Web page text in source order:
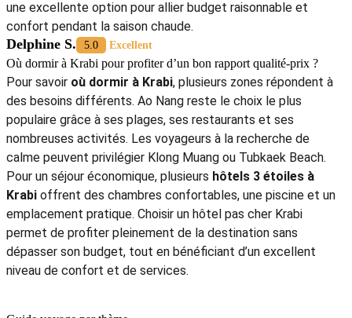
représentent souvent le meilleur compromis entre confort,
emplacement et prix pour découvrir la région sereinement.
Gaspard B. 5.0 Excellent
Que faire à Krabi en avril quand il fait chaud ?
Que faire à Krabi en avril quand il fait chauddépend souvent
des activités nautiques et des excursions vers les îles. Cette
période est idéale pour profiter des plages, faire du
snorkeling, partir en bateau vers les îles Phi Phi ou explorer
les lagons cachés de la région. Après une journée en
extérieur, choisiroù séjourner à Krabidans un hôtel
confortable avec piscine permet de se détendre. De
nombreuxhôtels 3 étoiles à Krabiconstituent également
une excellente option pour allier budget raisonnable et
confort pendant la saison chaude.
Delphine S. 5.0 Excellent